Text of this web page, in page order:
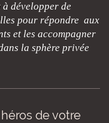
développer de
pour répondre aux
et les accompagner
la sphère privée
de votre